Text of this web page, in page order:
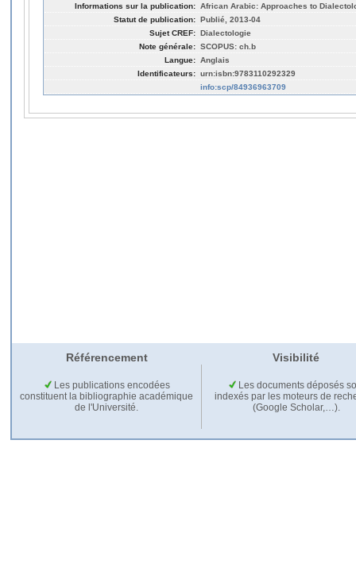
Informations sur la publication: African Arabic: Approaches to
Statut de publication: Publié, 2013-04
Sujet CREF: Dialectologie
Note générale: SCOPUS: ch.b
Langue: Anglais
Identificateurs: urn:isbn:9783110292329
info:scp/84936963709
Référencement Visibilité
Les publications encodées
constituent la bibliographie académique
de l'Université.
Les documents déposés
indexés par les moteurs de
(Google Scholar,…).